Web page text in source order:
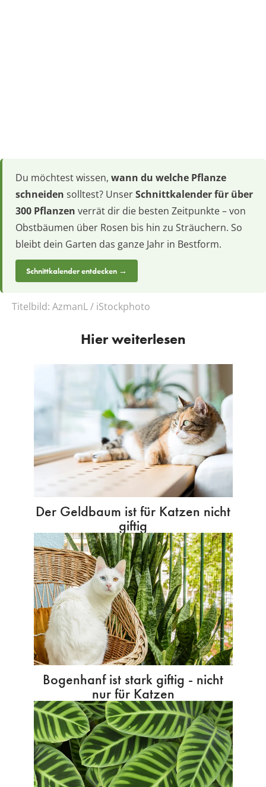
Du möchtest wissen, wann du welche Pflanze
schneiden solltest? UnserSchnittkalender für über
300 Pflanzen verrät dir die besten Zeitpunkte – von
Obstbäumen über Rosen bis hin zu Sträuchern. So
bleibt dein Garten das ganze Jahr in Bestform.
Schnittkalender entdecken →
Titelbild: AzmanL / iStockphoto
Hier weiterlesen
Der Geldbaum ist für Katzen nicht
giftig
Bogenhanf ist stark giftig - nicht
nur für Katzen